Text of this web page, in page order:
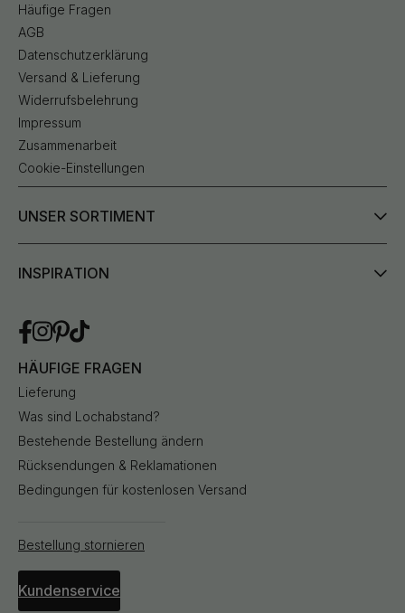
Häufige Fragen
AGB
Datenschutzerklärung
Versand & Lieferung
Widerrufsbelehrung
Impressum
Zusammenarbeit
Cookie-Einstellungen
UNSER SORTIMENT
INSPIRATION
HÄUFIGE FRAGEN
Lieferung
Was sind Lochabstand?
Bestehende Bestellung ändern
Rücksendungen & Reklamationen
Bedingungen für kostenlosen Versand
Bestellung stornieren
Kundenservice